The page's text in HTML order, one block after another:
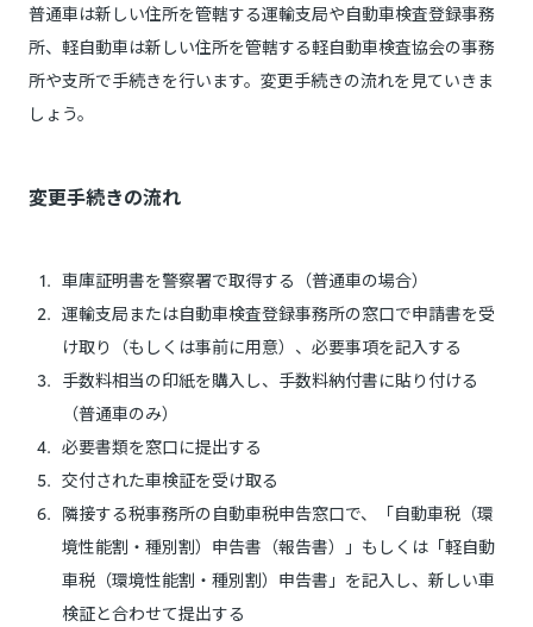
普通車は新しい住所を管轄する運輸支局や自動車検査登録事務
所、軽自動車は新しい住所を管轄する軽自動車検査協会の事務
所や支所で手続きを行います。変更手続きの流れを見ていきま
しょう。
変更手続きの流れ
車庫証明書を警察署で取得する（普通車の場合）
運輸支局または自動車検査登録事務所の窓口で申請書を受
け取り（もしくは事前に用意）、必要事項を記入する
手数料相当の印紙を購入し、手数料納付書に貼り付ける
（普通車のみ）
必要書類を窓口に提出する
交付された車検証を受け取る
隣接する税事務所の自動車税申告窓口で、「自動車税（環
境性能割・種別割）申告書（報告書）」もしくは「軽自動
車税（環境性能割・種別割）申告書」を記入し、新しい車
検証と合わせて提出する